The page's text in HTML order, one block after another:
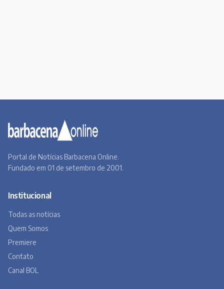
Portal de Notícias Barbacena Online.
Fundado em 01 de setembro de 2001.
Institucional
Todas as notícias
Quem Somos
Premiere
Contato
Canal BOL